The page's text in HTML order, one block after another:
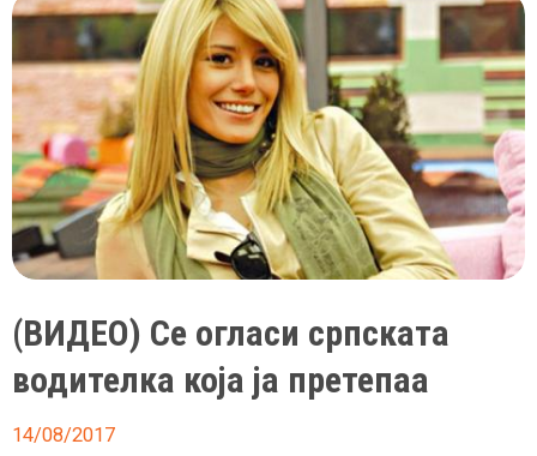
Мичијевиќ
(ВИДЕО) Се огласи српската
водителка која ја претепаа
14/08/2017